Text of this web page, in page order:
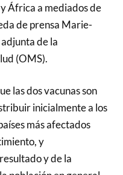
África a mediados de
de prensa Marie-
de la
(OMS).
las dos vacunas son
inicialmente a los
más afectados
y
y de la